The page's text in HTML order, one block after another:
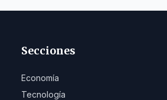
Secciones
Economía
Tecnología